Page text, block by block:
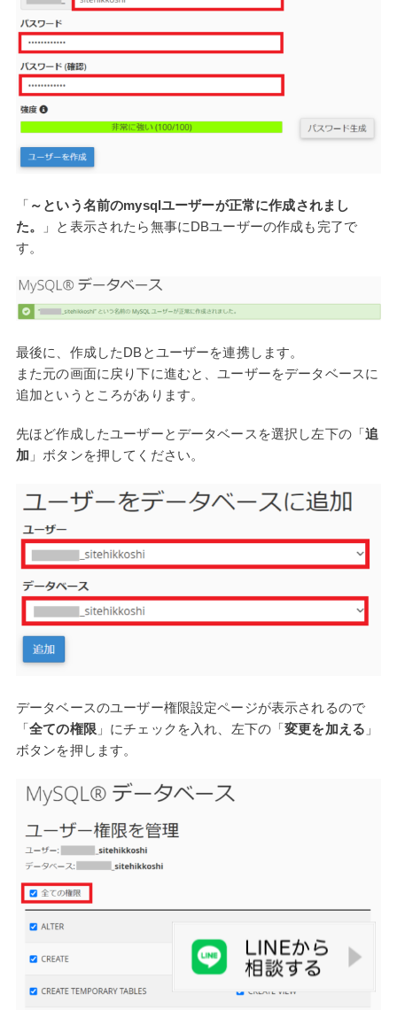
「 ～という名前のmysqlユーザーが正常に作成されまし
た。
」と表示されたら無事にDBユーザーの作成も完了で
す。
最後に、作成したDBとユーザーを連携します。
また元の画面に戻り下に進むと、ユーザーをデータベースに
追加というところがあります。
先ほど作成したユーザーとデータベースを選択し左下の「追
加 」ボタンを押してください。
データベースのユーザー権限設定ページが表示されるので
「全ての権限 」にチェックを入れ、左下の「変更を加える 」
ボタンを押します。